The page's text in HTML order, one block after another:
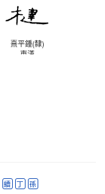
熹平鍾(隸)
東漢
續 丁 孫